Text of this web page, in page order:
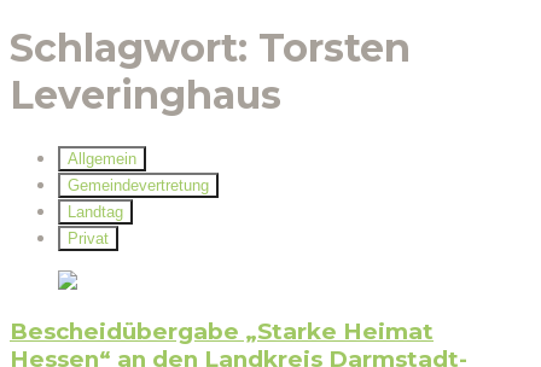
Schlagwort: Torsten
Leveringhaus
Allgemein
Gemeindevertretung
Landtag
Privat
Bescheidübergabe „Starke Heimat
Hessen“ an den Landkreis Darmstadt-